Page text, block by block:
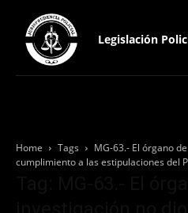
Legislación
Home Tags
MG-63.- El órgano
cumplimiento a las estipulaciones del